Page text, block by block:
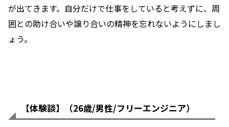
が出てきます。自分だけで仕事をしていると考えずに、周
囲との助け合いや譲り合いの精神を忘れないようにしまし
ょう。
【体験談】（26歳/男性/フリーエンジニア）